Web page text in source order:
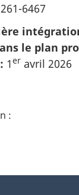
6467
le plan
1er avril 2026